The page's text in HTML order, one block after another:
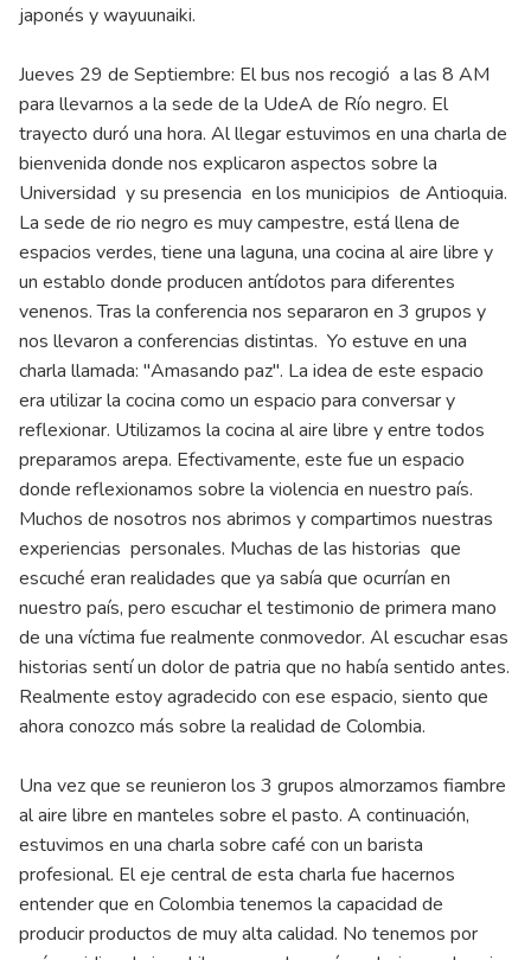
japonés y wayuunaiki.
Jueves 29 de Septiembre: El bus nos recogió a las 8 AM
para llevarnos a la sede de la UdeA de Río negro. El
trayecto duró una hora. Al llegar estuvimos en una charla de
bienvenida donde nos explicaron aspectos sobre la
Universidad y su presencia en los municipios de Antioquia.
La sede de rio negro es muy campestre, está llena de
espacios verdes, tiene una laguna, una cocina al aire libre y
un establo donde producen antídotos para diferentes
venenos. Tras la conferencia nos separaron en 3 grupos y
nos llevaron a conferencias distintas. Yo estuve en una
charla llamada: "Amasando paz". La idea de este espacio
era utilizar la cocina como un espacio para conversar y
reflexionar. Utilizamos la cocina al aire libre y entre todos
preparamos arepa. Efectivamente, este fue un espacio
donde reflexionamos sobre la violencia en nuestro país.
Muchos de nosotros nos abrimos y compartimos nuestras
experiencias personales. Muchas de las historias que
escuché eran realidades que ya sabía que ocurrían en
nuestro país, pero escuchar el testimonio de primera mano
de una víctima fue realmente conmovedor. Al escuchar esas
historias sentí un dolor de patria que no había sentido antes.
Realmente estoy agradecido con ese espacio, siento que
ahora conozco más sobre la realidad de Colombia.
Una vez que se reunieron los 3 grupos almorzamos fiambre
al aire libre en manteles sobre el pasto. A continuación,
estuvimos en una charla sobre café con un barista
profesional. El eje central de esta charla fue hacernos
entender que en Colombia tenemos la capacidad de
producir productos de muy alta calidad. No tenemos por